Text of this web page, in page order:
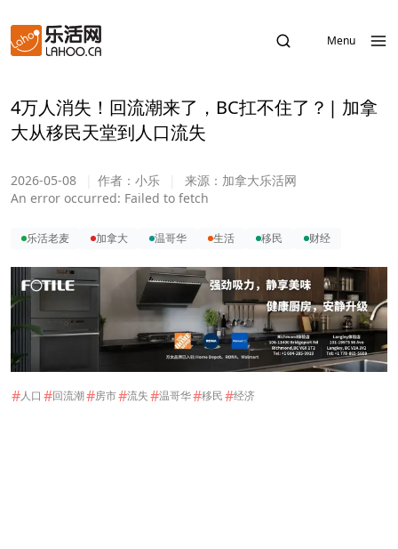
Menu
4万人消失！回流潮来了，BC扛不住了？| 加拿
大从移民天堂到人口流失
2026-05-08 作者： 小乐 来源： 加拿大乐活网
An error occurred: Failed to fetch
乐活老麦 加拿大 温哥华 生活 移民 财经
#人口 #回流潮#房市#流失#温哥华#移民#经济